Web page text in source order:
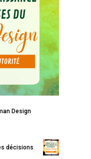
Design
décisions